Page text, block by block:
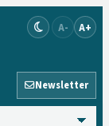
A- A+
Newsletter